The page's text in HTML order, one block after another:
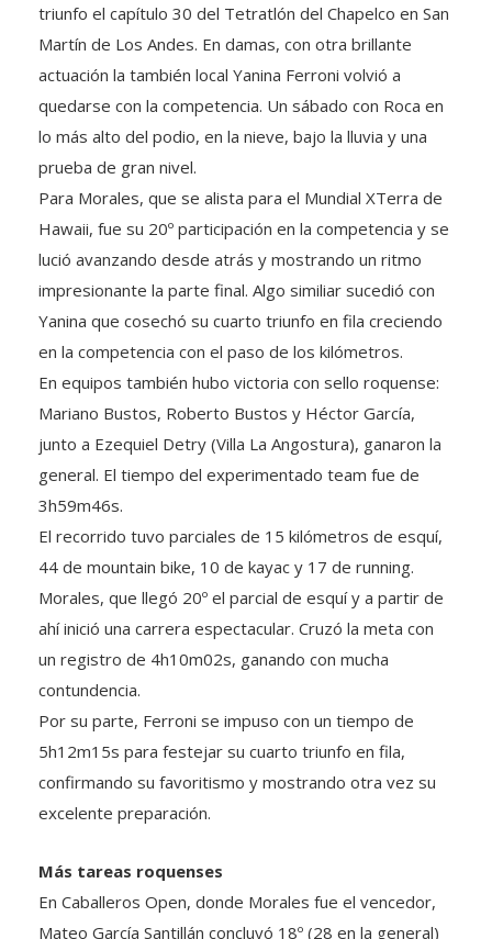
triunfo el capítulo 30 del Tetratlón del Chapelco en San
Martín de Los Andes. En damas, con otra brillante
actuación la también local Yanina Ferroni volvió a
quedarse con la competencia. Un sábado con Roca en
lo más alto del podio, en la nieve, bajo la lluvia y una
prueba de gran nivel.
Para Morales, que se alista para el Mundial XTerra de
Hawaii, fue su 20º participación en la competencia y se
lució avanzando desde atrás y mostrando un ritmo
impresionante la parte final. Algo similiar sucedió con
Yanina que cosechó su cuarto triunfo en fila creciendo
en la competencia con el paso de los kilómetros.
En equipos también hubo victoria con sello roquense:
Mariano Bustos, Roberto Bustos y Héctor García,
junto a Ezequiel Detry (Villa La Angostura), ganaron la
general. El tiempo del experimentado team fue de
3h59m46s.
El recorrido tuvo parciales de 15 kilómetros de esquí,
44 de mountain bike, 10 de kayac y 17 de running.
Morales, que llegó 20º el parcial de esquí y a partir de
ahí inició una carrera espectacular. Cruzó la meta con
un registro de 4h10m02s, ganando con mucha
contundencia.
Por su parte, Ferroni se impuso con un tiempo de
5h12m15s para festejar su cuarto triunfo en fila,
confirmando su favoritismo y mostrando otra vez su
excelente preparación.
Más tareas roquenses
En Caballeros Open, donde Morales fue el vencedor,
Mateo García Santillán concluyó 18º (28 en la general)